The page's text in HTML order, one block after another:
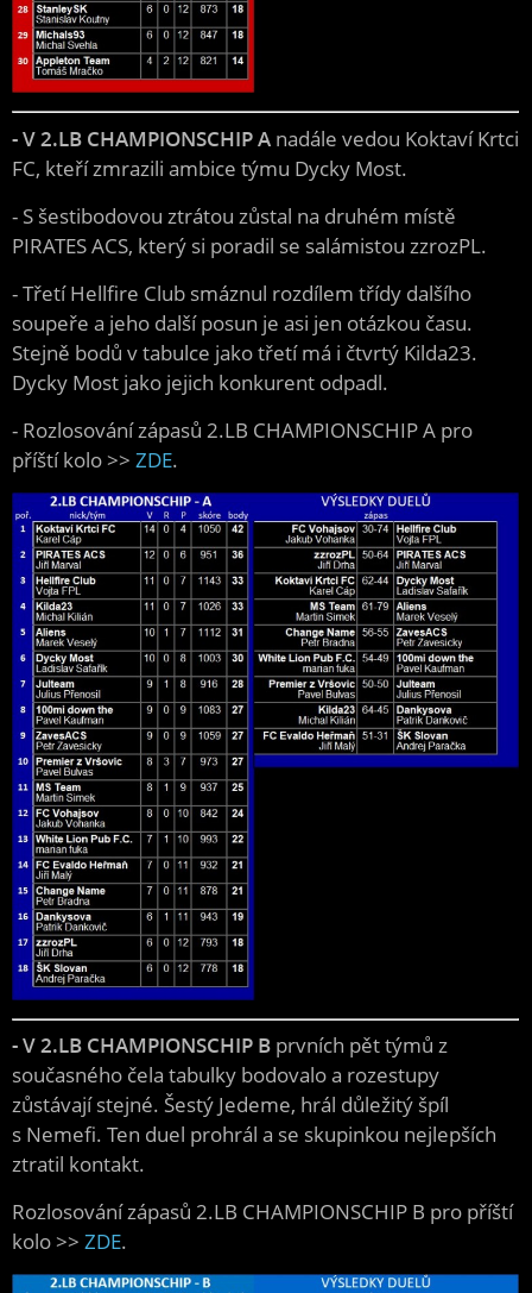
- V 2.LB CHAMPIONSCHIP A nadále vedou Koktaví Krtci
FC, kteří zmrazili ambice týmu Dycky Most.
- S šestibodovou ztrátou zůstal na druhém místě
PIRATES ACS, který si poradil se salámistou zzrozPL.
- Třetí Hellfire Club smáznul rozdílem třídy dalšího
soupeře a jeho další posun je asi jen otázkou času.
Stejně bodů v tabulce jako třetí má i čtvrtý Kilda23.
Dycky Most jako jejich konkurent odpadl.
- Rozlosování zápasů 2.LB CHAMPIONSCHIP A pro
příští kolo >> ZDE.
- V 2.LB CHAMPIONSCHIP B prvních pět týmů z
současného čela tabulky bodovalo a rozestupy
zůstávají stejné. Šestý Jedeme, hrál důležitý špíl
s Nemefi. Ten duel prohrál a se skupinkou nejlepších
ztratil kontakt.
Rozlosování zápasů 2.LB CHAMPIONSCHIP B pro příští
kolo >> ZDE.